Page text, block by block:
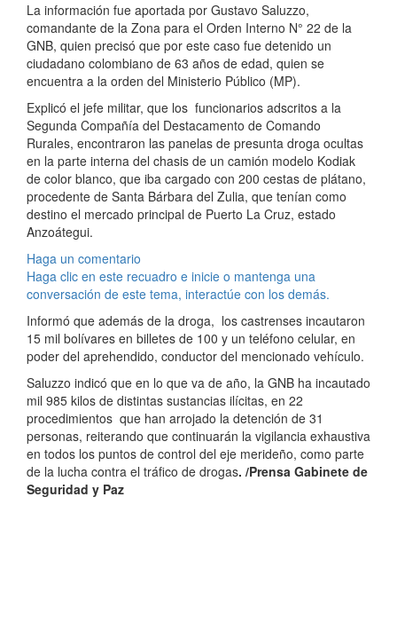
La información fue aportada por Gustavo Saluzzo,
comandante de la Zona para el Orden Interno N° 22 de la
GNB, quien precisó que por este caso fue detenido un
ciudadano colombiano de 63 años de edad, quien se
encuentra a la orden del Ministerio Público (MP).
Explicó el jefe militar, que los funcionarios adscritos a la
Segunda Compañía del Destacamento de Comando
Rurales, encontraron las panelas de presunta droga ocultas
en la parte interna del chasis de un camión modelo Kodiak
de color blanco, que iba cargado con 200 cestas de plátano,
procedente de Santa Bárbara del Zulia, que tenían como
destino el mercado principal de Puerto La Cruz, estado
Anzoátegui.
Haga un comentario
Haga clic en este recuadro e inicie o mantenga una
conversación de este tema, interactúe con los demás.
Informó que además de la droga, los castrenses incautaron
15 mil bolívares en billetes de 100 y un teléfono celular, en
poder del aprehendido, conductor del mencionado vehículo.
Saluzzo indicó que en lo que va de año, la GNB ha incautado
mil 985 kilos de distintas sustancias ilícitas, en 22
procedimientos que han arrojado la detención de 31
personas, reiterando que continuarán la vigilancia exhaustiva
en todos los puntos de control del eje merideño, como parte
de la lucha contra el tráfico de drogas. /Prensa Gabinete de
Seguridad y Paz